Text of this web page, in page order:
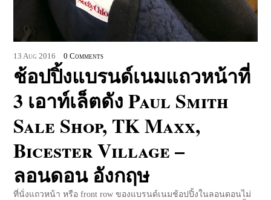
13 Aug 2016 0 Comments
ช้อปปิ้งแบรนด์เนมแถวหน้าที่
3 เอาท์เล็ตดัง Paul Smith
Sale Shop, TK Maxx,
Bicester Village –
ลอนดอน อังกฤษ
ที่นั่งแถวหน้า หรือ front row ของแบรนด์เนมช้อปปิ้งในลอนดอนไม่